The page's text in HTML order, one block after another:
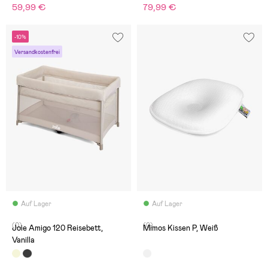
59,99 € 79,99 €
-10%
Versandkostenfrei
Auf Lager
(0)
Joie Amigo 120 Reisebett,
Vanilla
Auf Lager
(0)
Mimos Kissen P, Weiß